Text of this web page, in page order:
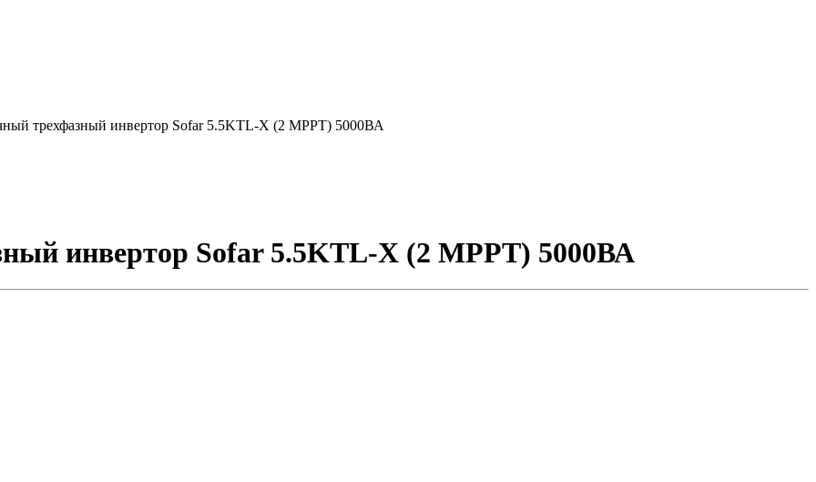
трехфазный инвертор Sofar 5.5KTL-X (2 MPPT) 5000ВА
инвертор Sofar 5.5KTL-X (2 MPPT) 5000ВА